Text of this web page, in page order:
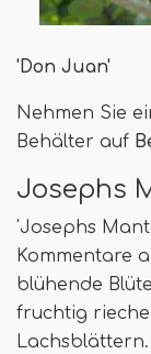
'Don Juan'
Nehmen Sie
Behälter auf
Josephs
'Josephs
Kommentare
blühende
fruchtig